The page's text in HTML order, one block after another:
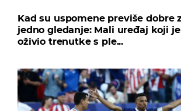
Kad su uspomene previše dobre
jedno gledanje: Mali uređaj koji
oživio trenutke s ple...